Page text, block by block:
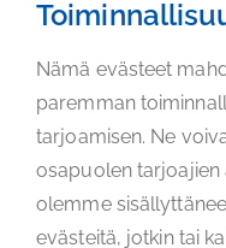
Nämä evästeet
paremman
tarjoamisen. Ne
osapuolen tarjoajien
olemme
evästeitä, jotkin tai